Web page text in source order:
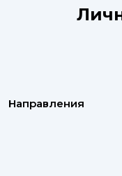
Направления